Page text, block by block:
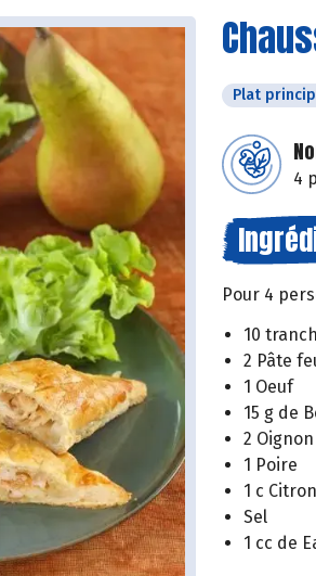
Plat
4
Pour 4
10
2 Pâte
1 Oeuf
15 g de
2 Oignon
1 Poire
1 c Citron
Sel
1 cc de